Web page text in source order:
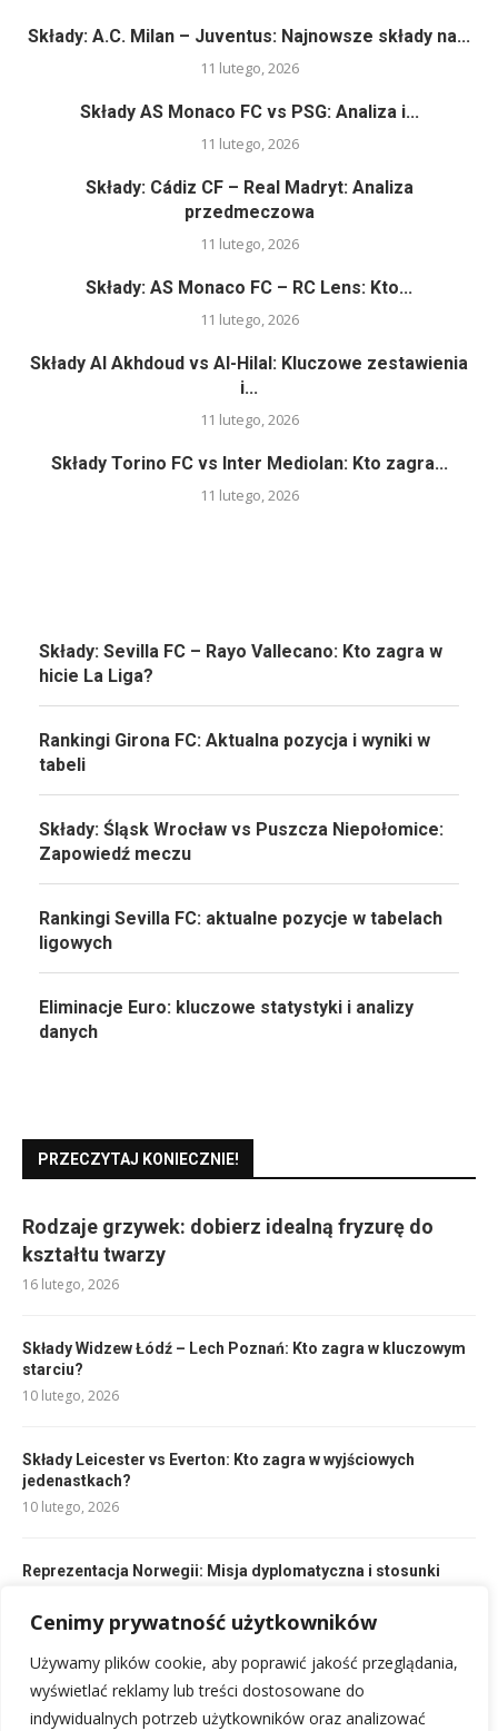
Cenimy prywatność użytkowników
Używamy plików cookie, aby poprawić jakość przeglądania,
wyświetlać reklamy lub treści dostosowane do
indywidualnych potrzeb użytkowników oraz analizować
Składy: A.C. Milan – Juventus: Najnowsze składy na...
11 lutego, 2026
Składy AS Monaco FC vs PSG: Analiza i...
11 lutego, 2026
Składy: Cádiz CF – Real Madryt: Analiza
przedmeczowa
11 lutego, 2026
Składy: AS Monaco FC – RC Lens: Kto...
11 lutego, 2026
Składy Al Akhdoud vs Al-Hilal: Kluczowe zestawienia
i...
11 lutego, 2026
Składy Torino FC vs Inter Mediolan: Kto zagra...
11 lutego, 2026
Składy: Sevilla FC – Rayo Vallecano: Kto zagra w
hicie La Liga?
Rankingi Girona FC: Aktualna pozycja i wyniki w
tabeli
Składy: Śląsk Wrocław vs Puszcza Niepołomice:
Zapowiedź meczu
Rankingi Sevilla FC: aktualne pozycje w tabelach
ligowych
Eliminacje Euro: kluczowe statystyki i analizy
danych
PRZECZYTAJ KONIECZNIE!
Rodzaje grzywek: dobierz idealną fryzurę do
kształtu twarzy
16 lutego, 2026
Składy Widzew Łódź – Lech Poznań: Kto zagra w kluczowym
starciu?
10 lutego, 2026
Składy Leicester vs Everton: Kto zagra w wyjściowych
jedenastkach?
10 lutego, 2026
Reprezentacja Norwegii: Misja dyplomatyczna i stosunki
18 lutego, 2026
Składy: Villarreal vs Granada CF – Kto zagra?
10 lutego, 2026